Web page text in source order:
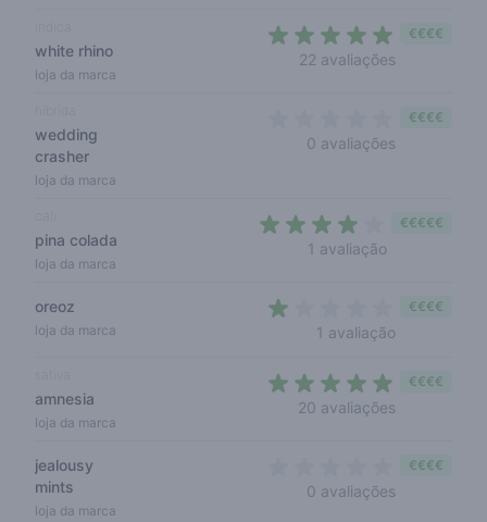
white rhino
loja da marca
22 avaliações
€€€€
wedding
crasher
loja da marca
0 avaliações
€€€€
pina colada
loja da marca
1 avaliação
€€€€€
oreoz
loja da marca 1 avaliação
€€€€
amnesia
loja da marca
20 avaliações
€€€€
jealousy
mints
loja da marca
0 avaliações
€€€€